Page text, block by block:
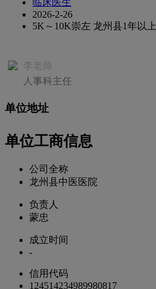
临床医生
2026-2-26
5K～10K崇左 龙州县1年以上
李老师
人事科主任
单位地址
单位工商信息
公司全称
龙州县中医医院
负责人
蒙忠
成立时间
-
信用代码
124514234989980817